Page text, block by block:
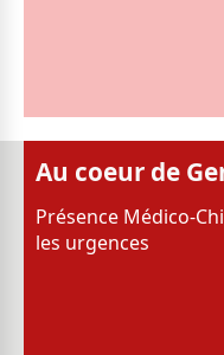
Au coeur de
Présence Médico-
les urgences